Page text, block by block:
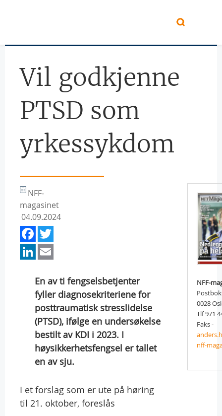
Vil godkjenne
PTSD som
yrkessykdom
NFF-
magasinet
04.09.2024
Facebook
LinkedIn
En av ti fengselsbetjenter
fyller diagnosekriteriene for
posttraumatisk stresslidelse
(PTSD), ifølge en undersøkelse
bestilt av KDI i 2023. I
høysikkerhetsfengsel er tallet
en av sju.
I et forslag som er ute på høring
til 21. oktober, foreslås
NFF-
0028
Tlf 971
Faks -
nff-